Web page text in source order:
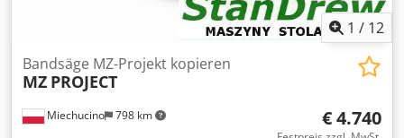
1 / 12
Miechucino 798 km
Bandsäge MZ-Projekt kopieren
MZ PROJECT
€ 4.740